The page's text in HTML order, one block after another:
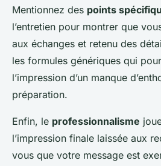
Mentionnez des points
l’entretien pour montrer que
aux échanges et retenu des
les formules génériques qui
l’impression d’un manque
préparation.
Enfin, le professionnalisme
l’impression finale laissée aux
vous que votre message est